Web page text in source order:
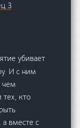
3
убивает
И с ним
чем
кто
вместе с